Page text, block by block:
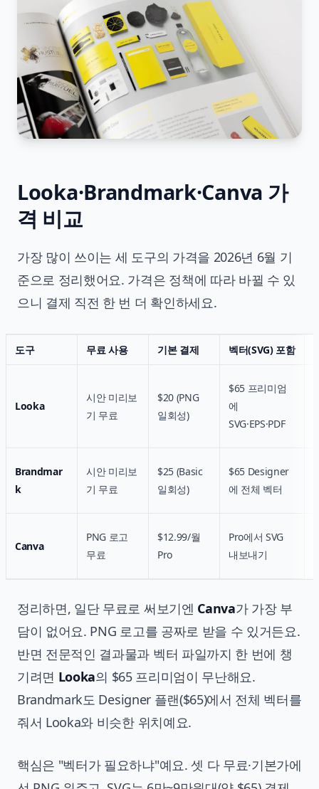
Looka·Brandmark·Canva 가
격 비교
가장 많이 쓰이는 세 도구의 가격을 2026년 6월 기
준으로 정리했어요. 가격은 정책에 따라 바뀔 수 있
으니 결제 직전 한 번 더 확인하세요.
도구 무료 사용 기본 결제 벡터(SVG) 포함
Looka
시안 미리보
기 무료
$20 (PNG
일회성)
$65 프리미엄
에
SVG·EPS·PDF
Brandmar
k
시안 미리보
기 무료
$25 (Basic
일회성)
$65 Designer
에 전체 벡터
Canva
PNG 로고
무료
$12.99/월
Pro
Pro에서 SVG
내보내기
정리하면, 일단 무료로 써보기엔 Canva가 가장 부
담이 없어요. PNG 로고를 공짜로 받을 수 있거든요.
반면 전문적인 결과물과 벡터 파일까지 한 번에 챙
기려면 Looka의 $65 프리미엄이 무난해요.
Brandmark도 Designer 플랜($65)에서 전체 벡터를
줘서 Looka와 비슷한 위치예요.
핵심은 "벡터가 필요하냐"예요. 셋 다 무료·기본가에